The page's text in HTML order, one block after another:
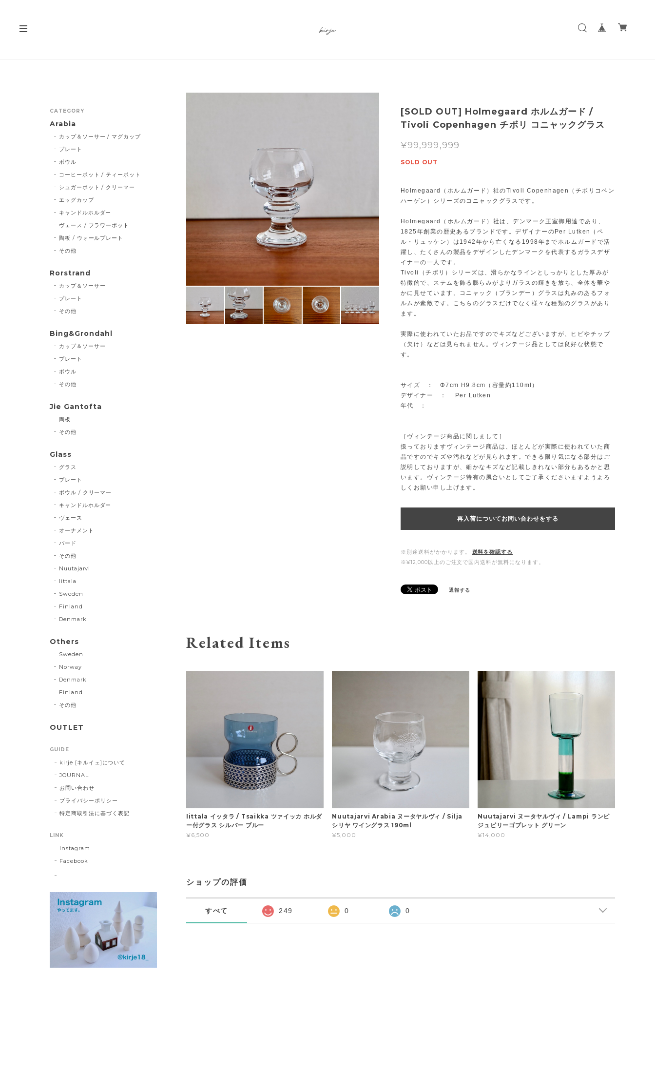
[SOLD OUT] Holmegaard ホルムガード /
Tivoli Copenhagen チボリ コニャックグラス
¥99,999,999
SOLD OUT
Holmegaard（ホルムガード）社のTivoli Copenhagen（チボリコペン
ハーゲン）シリーズのコニャックグラスです。
Holmegaard（ホルムガード）社は、デンマーク王室御用達であり、
1825年創業の歴史あるブランドです。デザイナーのPer Lutken（ペ
ル・リュッケン）は1942年から亡くなる1998年までホルムガードで活
躍し、たくさんの製品をデザインしたデンマークを代表するガラスデザ
イナーの一人です。
Tivoli（チボリ）シリーズは、滑らかなラインとしっかりとした厚みが
特徴的で、ステムを飾る膨らみがよりガラスの輝きを放ち、全体を華や
かに見せています。コニャック（ブランデー）グラスは丸みのあるフォ
ルムが素敵です。こちらのグラスだけでなく様々な種類のグラスがあり
ます。
実際に使われていたお品ですのでキズなどございますが、ヒビやチップ
（欠け）などは見られません。ヴィンテージ品としては良好な状態で
す。
サイズ ： Φ7cm H9.8cm（容量約110ml）
デザイナー ： Per Lutken
年代 ：
［ヴィンテージ商品に関しまして］
扱っておりますヴィンテージ商品は、ほとんどが実際に使われていた商
品ですのでキズや汚れなどが見られます。できる限り気になる部分はご
説明しておりますが、細かなキズなど記載しきれない部分もあるかと思
います。ヴィンテージ特有の風合いとしてご了承くださいますようよろ
しくお願い申し上げます。
再入荷についてお問い合わせをする
※別途送料がかかります。
送料を確認する
※¥12,000以上のご注文で国内送料が無料になります。
通報する
Related Items
Iittala イッタラ / Tsaikka ツァイッカ ホルダ
ー付グラス シルバー ブルー
¥6,500
Nuutajarvi Arabia ヌータヤルヴィ / Silja
シリヤ ワイングラス 190ml
¥5,000
Nuutajarvi ヌータヤルヴィ / Lampi ランピ
ジュビリーゴブレット グリーン
¥14,000
ショップの評価
すべて 249 0 0
CATEGORY
Arabia
カップ＆ソーサー / マグカップ
プレート
ボウル
コーヒーポット / ティーポット
シュガーポット / クリーマー
エッグカップ
キャンドルホルダー
ヴェース / フラワーポット
陶板 / ウォールプレート
その他
Rorstrand
カップ＆ソーサー
プレート
その他
Bing&Grondahl
カップ＆ソーサー
プレート
ボウル
その他
Jie Gantofta
陶板
その他
Glass
グラス
プレート
ボウル / クリーマー
キャンドルホルダー
ヴェース
オーナメント
バード
その他
Nuutajarvi
Iittala
Sweden
Finland
Denmark
Others
Sweden
Norway
Denmark
Finland
その他
OUTLET
GUIDE
kirje [キルイェ]について
JOURNAL
お問い合わせ
プライバシーポリシー
特定商取引法に基づく表記
LINK
Instagram
Facebook